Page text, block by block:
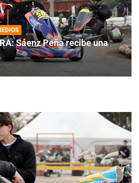
Sáenz Peña recibe una